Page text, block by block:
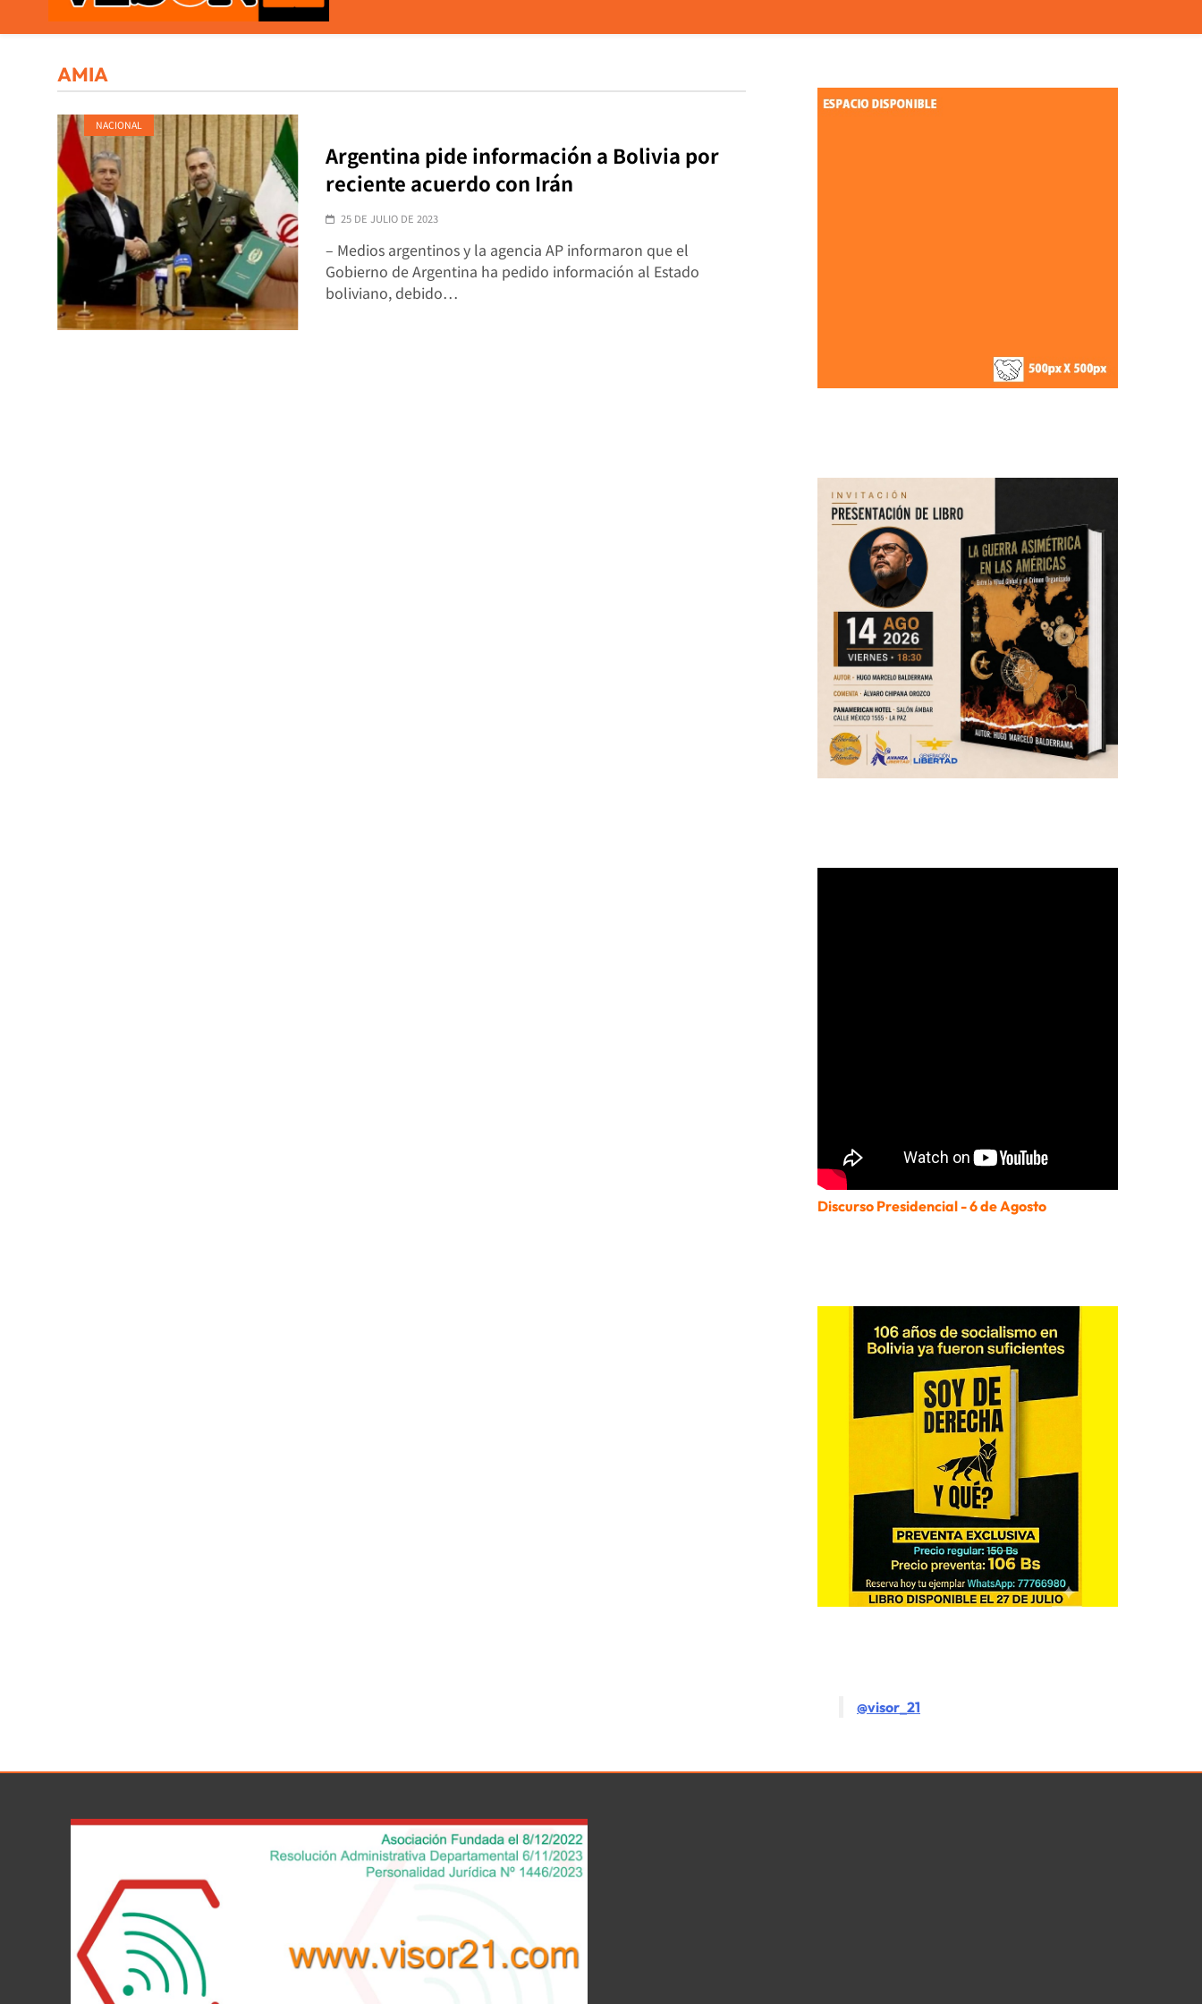
VISOR21
AMIA
NACIONAL
Argentina pide información a Bolivia por
reciente acuerdo con Irán
25 DE JULIO DE 2023
– Medios argentinos y la agencia AP informaron que el
Gobierno de Argentina ha pedido información al Estado
boliviano, debido…
Discurso Presidencial - 6 de Agosto
@visor_21